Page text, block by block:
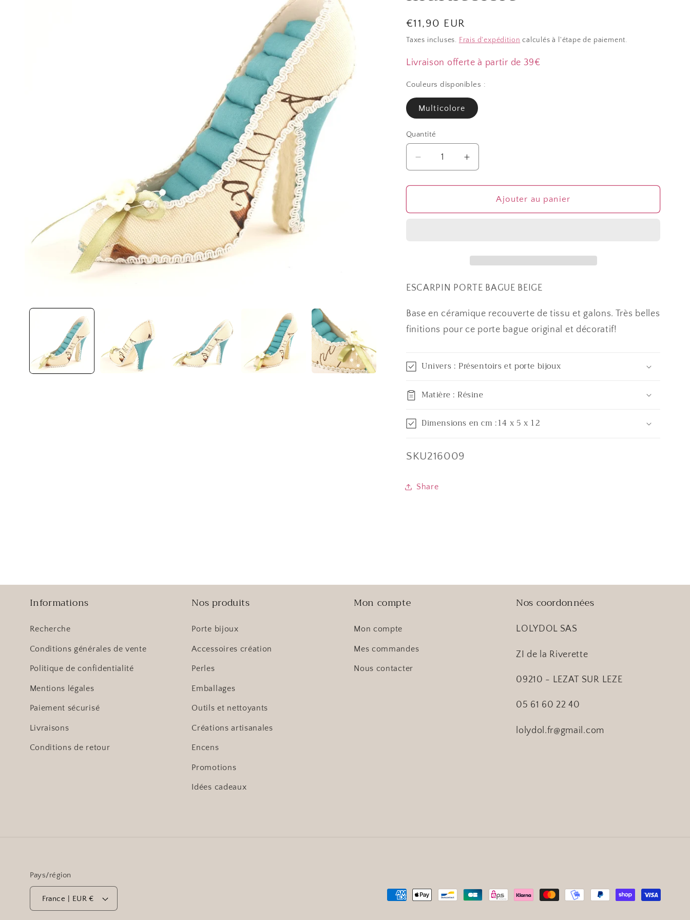
Prix
habituel
€11,90 EUR
Taxes incluses. Frais d'expédition calculés à l'étape de paiement.
Livraison offerte à partir de 39€
Couleurs disponibles :
Multicolore
Quantité
Quantité
Réduire
la
quantité
Porte
Augmenter
la
quantité
Porte
Ajouter au panier
ESCARPIN PORTE BAGUE BEIGE
Base en céramique recouverte de tissu et galons. Très belles
finitions pour ce porte bague original et décoratif!
Univers : Présentoirs et porte bijoux
Matière : Résine
Dimensions en cm :14 x 5 x 12
SKU:
SKU216009
Share
Informations
Recherche
Conditions générales de vente
Politique de confidentialité
Mentions légales
Paiement sécurisé
Livraisons
Conditions de retour
Nos produits
Porte bijoux
Accessoires création
Perles
Emballages
Outils et nettoyants
Créations artisanales
Encens
Promotions
Idées cadeaux
Mon compte
Mon compte
Mes commandes
Nous contacter
Nos coordonnées
LOLYDOL SAS
ZI de la Riverette
09210 - LEZAT SUR LEZE
05 61 60 22 40
lolydol.fr@gmail.com
Pays/région
France | EUR €
Moyens